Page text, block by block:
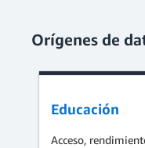
Orígenes de
Educación
Acceso,